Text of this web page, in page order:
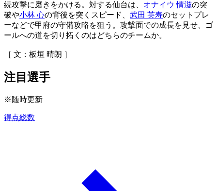
続攻撃に磨きをかける。対する仙台は、 オナイウ 情滋の突
破や小林 心の背後を突くスピード、 武田 英寿のセットプレ
ーなどで甲府の守備攻略を狙う。攻撃面での成長を見せ、ゴ
ールへの道を切り拓くのはどちらのチームか。
［ 文：板垣 晴朗 ］
注目選手
※随時更新
得点総数